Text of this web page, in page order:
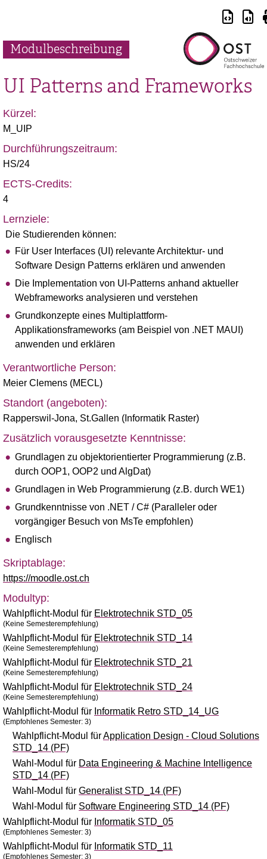
Modulbeschreibung
UI Patterns and Frameworks
Kürzel:
M_UIP
Durchführungszeitraum:
HS/24
ECTS-Credits:
4
Lernziele:
Die Studierenden können:
Für User Interfaces (UI) relevante Architektur- und
Software Design Patterns erklären und anwenden
Die Implementation von UI-Patterns anhand aktueller
Webframeworks analysieren und verstehen
Grundkonzepte eines Multiplattform-
Applikationsframeworks (am Beispiel von .NET MAUI)
anwenden und erklären
Verantwortliche Person:
Meier Clemens (MECL)
Standort (angeboten):
Rapperswil-Jona, St.Gallen (Informatik Raster)
Zusätzlich vorausgesetzte Kenntnisse:
Grundlagen zu objektorientierter Programmierung (z.B.
durch OOP1, OOP2 und AlgDat)
Grundlagen in Web Programmierung (z.B. durch WE1)
Grundkenntnisse von .NET / C# (Paralleler oder
vorgängiger Besuch von MsTe empfohlen)
Englisch
Skriptablage:
https://moodle.ost.ch
Modultyp:
Wahlpflicht-Modul für Elektrotechnik STD_05
(Keine Semesterempfehlung)
Wahlpflicht-Modul für Elektrotechnik STD_14
(Keine Semesterempfehlung)
Wahlpflicht-Modul für Elektrotechnik STD_21
(Keine Semesterempfehlung)
Wahlpflicht-Modul für Elektrotechnik STD_24
(Keine Semesterempfehlung)
Wahlpflicht-Modul für Informatik Retro STD_14_UG
(Empfohlenes Semester: 3)
Wahlpflicht-Modul fürApplication Design - Cloud Solutions
STD_14 (PF)
Wahl-Modul für Data Engineering & Machine Intelligence
STD_14 (PF)
Wahl-Modul für Generalist STD_14 (PF)
Wahl-Modul für Software Engineering STD_14 (PF)
Wahlpflicht-Modul für Informatik STD_05
(Empfohlenes Semester: 3)
Wahlpflicht-Modul für Informatik STD_11
(Empfohlenes Semester: 3)